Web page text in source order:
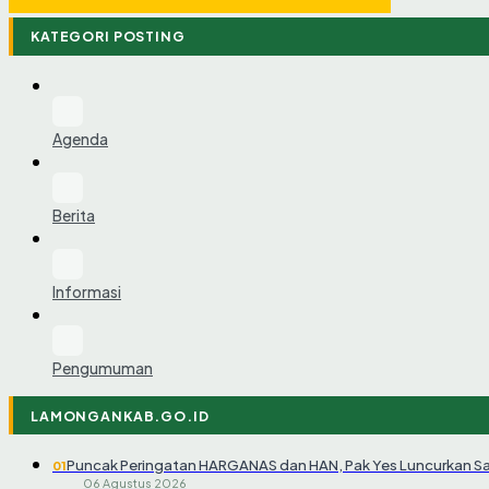
KATEGORI POSTING
Agenda
Berita
Informasi
Pengumuman
LAMONGANKAB.GO.ID
01Puncak Peringatan HARGANAS dan HAN, Pak Yes Luncurkan
06 Agustus 2026